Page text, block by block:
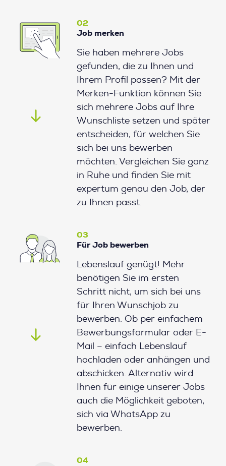
02
Job merken
Sie haben mehrere Jobs
gefunden, die zu Ihnen und
Ihrem Profil passen? Mit der
Merken-Funktion können Sie
sich mehrere Jobs auf Ihre
Wunschliste setzen und später
entscheiden, für welchen Sie
sich bei uns bewerben
möchten. Vergleichen Sie ganz
in Ruhe und finden Sie mit
expertum genau den Job, der
zu Ihnen passt.
03
Für Job bewerben
Lebenslauf genügt! Mehr
benötigen Sie im ersten
Schritt nicht, um sich bei uns
für Ihren Wunschjob zu
bewerben. Ob per einfachem
Bewerbungsformular oder E-
Mail – einfach Lebenslauf
hochladen oder anhängen und
abschicken. Alternativ wird
Ihnen für einige unserer Jobs
auch die Möglichkeit geboten,
sich via WhatsApp zu
bewerben.
04